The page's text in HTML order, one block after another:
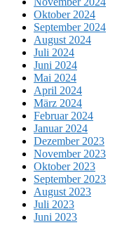
Oktober 2024
September 2024
August 2024
Juli 2024
Juni 2024
Mai 2024
April 2024
März 2024
Februar 2024
Januar 2024
Dezember 2023
November 2023
Oktober 2023
September 2023
August 2023
Juli 2023
Juni 2023